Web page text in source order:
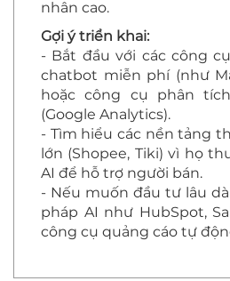
nhân cao.
Gợi ý triển khai:
- Bắt đầu với các công
chatbot miễn phí (như
hoặc công cụ phân
(Google Analytics).
- Tìm hiểu các nền tảng
lớn (Shopee, Tiki) vì họ
AI để hỗ trợ người bán.
- Nếu muốn đầu tư lâu
pháp AI như HubSpot,
công cụ quảng cáo tự